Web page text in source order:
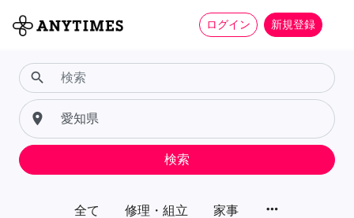
ログイン 新規登録
全て 修理・組立 家事 more_horiz
search
place
検索